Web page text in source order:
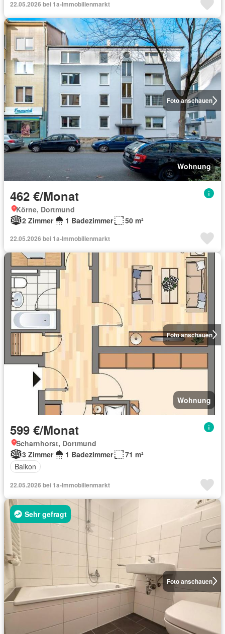
22.05.2026 bei 1a-Immobilienmarkt
Foto anschauen
Wohnung
462 €/Monat
Körne, Dortmund
2 Zimmer
1 Badezimmer 50 m²
22.05.2026 bei 1a-Immobilienmarkt
Foto anschauen
Wohnung
599 €/Monat
Scharnhorst, Dortmund
3 Zimmer
1 Badezimmer
71 m²
Balkon
22.05.2026 bei 1a-Immobilienmarkt
Foto anschauen
Sehr gefragt